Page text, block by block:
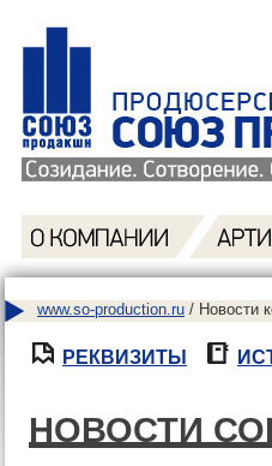
www.so-production.ru / Новости
РЕКВИЗИТЫ
НОВОСТИ